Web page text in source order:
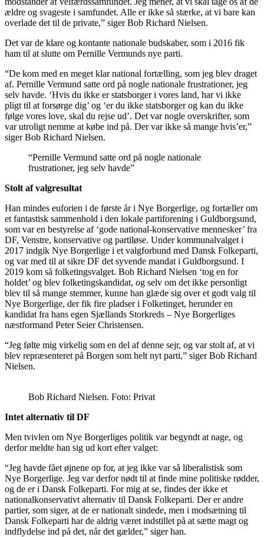
ældre og svageste i samfundet. Alle er ikke så stærke, at vi bare kan
overlade det til de private,” siger Bob Richard Nielsen.
Det var de klare og kontante nationale budskaber, som i 2016 fik
ham til at slutte om Pernille Vermunds nye parti.
“De kom med en meget klar national fortælling, som jeg blev draget
af. Pernille Vermund satte ord på nogle nationale frustrationer, jeg
selv havde. ‘Hvis du ikke er statsborger i vores land, har vi ikke
pligt til at forsørge dig’ og ‘er du ikke statsborger og kan du ikke
følge vores love, skal du rejse ud’. Det var nogle overskrifter, som
var utroligt nemme at købe ind på. Der var ikke så mange hvis’er,”
siger Bob Richard Nielsen.
“Pernille Vermund satte ord på nogle nationale
frustrationer, jeg selv havde”
Stolt af valgresultat
Han mindes euforien i de første år i Nye Borgerlige, og fortæller om
et fantastisk sammenhold i den lokale partiforening i Guldborgsund,
som var en bestyrelse af ‘gode national-konservative mennesker’ fra
DF, Venstre, konservative og partiløse. Under kommunalvalget i
2017 indgik Nye Borgerlige i et valgforbund med Dansk Folkeparti,
og var med til at sikre DF det syvende mandat i Guldborgsund. I
2019 kom så folketingsvalget. Bob Richard Nielsen ‘tog en for
holdet’ og blev folketingskandidat, og selv om det ikke personligt
blev til så mange stemmer, kunne han glæde sig over et godt valg til
Nye Borgerlige, der fik fire pladser i Folketinget, herunder en
kandidat fra hans egen Sjællands Storkreds – Nye Borgerliges
næstformand Peter Seier Christensen.
“Jeg følte mig virkelig som en del af denne sejr, og var stolt af, at vi
blev repræsenteret på Borgen som helt nyt parti,” siger Bob Richard
Nielsen.
Bob Richard Nielsen. Foto: Privat
Intet alternativ til DF
Men tvivlen om Nye Borgerliges politik var begyndt at nage, og
derfor meldte han sig ud kort efter valget:
“Jeg havde fået øjnene op for, at jeg ikke var så liberalistisk som
Nye Borgerlige. Jeg var derfor nødt til at finde mine politiske rødder,
og de er i Dansk Folkeparti. For mig at se, findes der ikke et
nationalkonservativt alternativ til Dansk Folkeparti. Der er andre
partier, som siger, at de er nationalt sindede, men i modsætning til
Dansk Folkeparti har de aldrig været indstillet på at sætte magt og
indflydelse ind på det, når det gælder,” siger han.